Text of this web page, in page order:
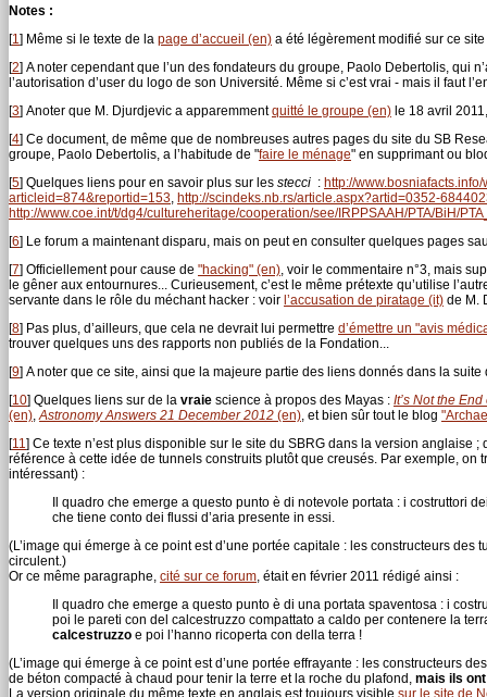
Notes :
[1] Même si le texte de la page d’accueil (en) a été légèrement modifié sur ce
[2] A noter cependant que l’un des fondateurs du groupe, Paolo Debertolis, qui
l’autorisation d’user du logo de son Université. Même si c’est vrai - mais il faut
[3] Anoter que M. Djurdjevic a apparemmentquitté le groupe (en) le 18 avril
[4] Ce document, de même que de nombreuses autres pages du site du SB
groupe, Paolo Debertolis, a l’habitude de "faire le ménage" en supprimant ou
[5] Quelques liens pour en savoir plus sur les stecci : http://
articleid=874&reportid=153, http://scindeks.nb.rs/article.aspx?artid=0352-
http://www.coe.int/t/dg4/cultureheritage/cooperation/see/IRPPSAAH/PTA/BiH/
[6] Le forum a maintenant disparu, mais on peut en consulter quelques pages
[7] Officiellement pour cause de "hacking" (en), voir le commentaire n°3, mais
le gêner aux entournures... Curieusement, c’est le même prétexte qu’utilise
servante dans le rôle du méchant hacker : voir l’accusation de piratage (it) de M.
[8] Pas plus, d’ailleurs, que cela ne devrait lui permettre d’émettre un "avis
trouver quelques uns des rapports non publiés de la Fondation...
[9] A noter que ce site, ainsi que la majeure partie des liens donnés dans la
[10] Quelques liens sur de la vraie science à propos des Mayas : It’s Not the
(en),Astronomy Answers 21 December 2012 (en), et bien sûr tout le blog
[11] Ce texte n’est plus disponible sur le site du SBRG dans la version anglaise ;
référence à cette idée de tunnels construits plutôt que creusés. Par exemple,
intéressant) :
Il quadro che emerge a questo punto è di notevole portata : i costruttori
che tiene conto dei flussi d’aria presente in essi.
(L’image qui émerge à ce point est d’une portée capitale : les constructeurs des
circulent.)
Or ce même paragraphe, cité sur ce forum, était en février 2011 rédigé ainsi :
Il quadro che emerge a questo punto è di una portata spaventosa : i
poi le pareti con del calcestruzzo compattato a caldo per contenere la
calcestruzzo e poi l’hanno ricoperta con della terra !
(L’image qui émerge à ce point est d’une portée effrayante : les constructeurs
de béton compacté à chaud pour tenir la terre et la roche du plafond, mais ils
La version originale du même texte en anglais est toujours visible sur le site de